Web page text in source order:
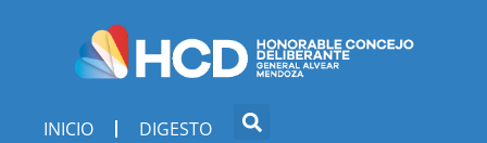
INICIO DIGESTO